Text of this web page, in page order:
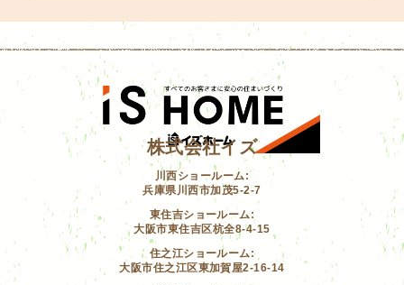
株式会社イズ
川西ショールーム:
兵庫県川西市加茂5-2-7
東住吉ショールーム:
大阪市東住吉区杭全8-4-15
住之江ショールーム:
大阪市住之江区東加賀屋2-16-14